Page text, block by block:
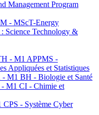
Management Program
- MScT-Energy
Science Technology &
- M1 APPMS -
Appliquées et Statistiques
M1 BH - Biologie et Santé
M1 CI - Chimie et
- Système Cyber